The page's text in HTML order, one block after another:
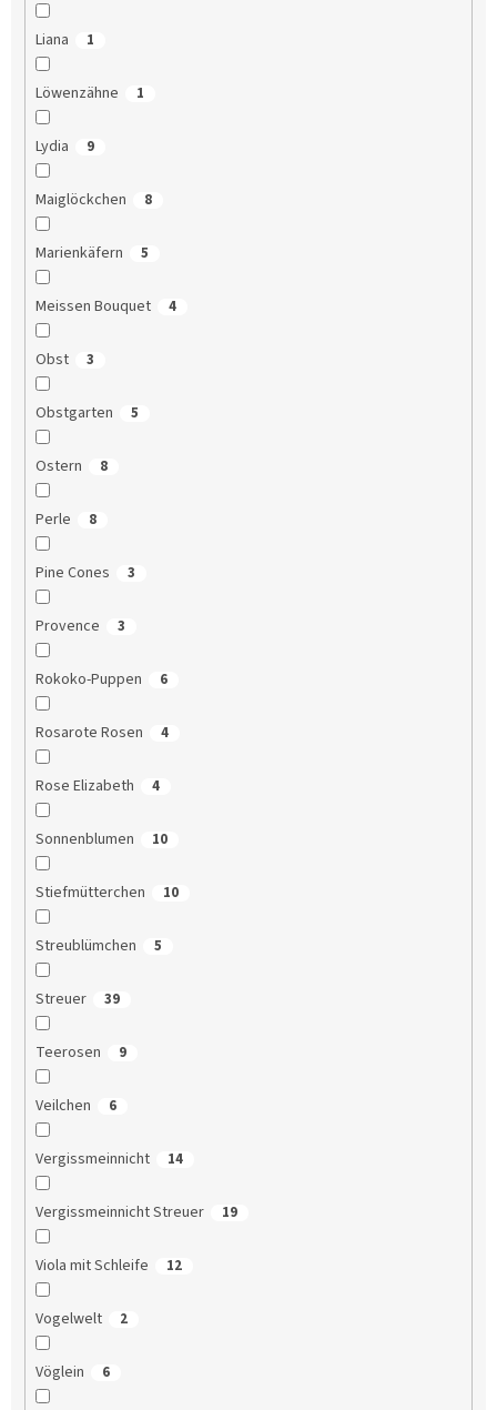
Liana 1
Löwenzähne 1
Lydia 9
Maiglöckchen 8
Marienkäfern 5
Meissen Bouquet 4
Obst 3
Obstgarten 5
Ostern 8
Perle 8
Pine Cones 3
Provence 3
Rokoko-Puppen 6
Rosarote Rosen 4
Rose Elizabeth 4
Sonnenblumen 10
Stiefmütterchen 10
Streublümchen 5
Streuer 39
Teerosen 9
Veilchen 6
Vergissmeinnicht 14
Vergissmeinnicht Streuer 19
Viola mit Schleife 12
Vogelwelt 2
Vöglein 6